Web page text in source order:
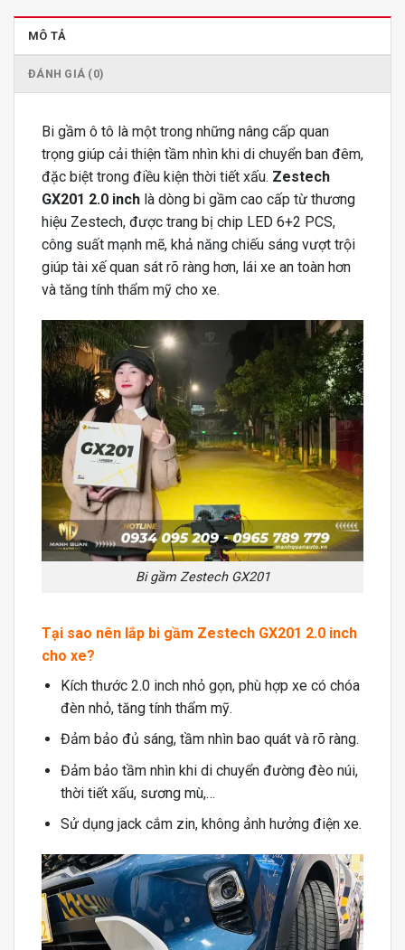
MÔ TẢ
ĐÁNH GIÁ (0)
Bi gầm ô tô là một trong những nâng cấp quan
trọng giúp cải thiện tầm nhìn khi di chuyển ban đêm,
đặc biệt trong điều kiện thời tiết xấu. Zestech
GX201 2.0 inch là dòng bi gầm cao cấp từ thương
hiệu Zestech, được trang bị chip LED 6+2 PCS,
công suất mạnh mẽ, khả năng chiếu sáng vượt trội
giúp tài xế quan sát rõ ràng hơn, lái xe an toàn hơn
và tăng tính thẩm mỹ cho xe.
Bi gầm Zestech GX201
Tại sao nên lắp bi gầm Zestech GX201 2.0 inch
cho xe?
Kích thước 2.0 inch nhỏ gọn, phù hợp xe có chóa
đèn nhỏ, tăng tính thẩm mỹ.
Đảm bảo đủ sáng, tầm nhìn bao quát và rõ ràng.
Đảm bảo tầm nhìn khi di chuyển đường đèo núi,
thời tiết xấu, sương mù,…
Sử dụng jack cắm zin, không ảnh hưởng điện xe.